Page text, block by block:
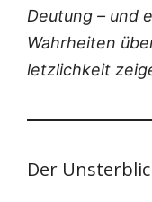
Deu­tung – und
Wahr­hei­ten
letz­lich­keit
Der